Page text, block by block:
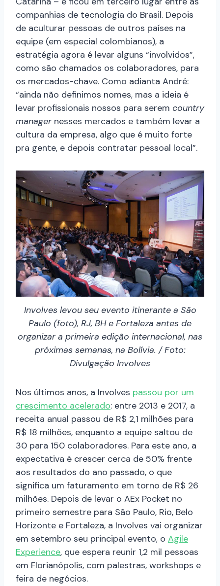
companhias de tecnologia do Brasil. Depois
de aculturar pessoas de outros países na
equipe (em especial colombianos), a
estratégia agora é levar alguns “involvidos”,
como são chamados os colaboradores, para
os mercados-chave. Como adianta André:
“ainda não definimos nomes, mas a ideia é
levar profissionais nossos para serem country
manager nesses mercados e também levar a
cultura da empresa, algo que é muito forte
pra gente, e depois contratar pessoal local”.
Involves levou seu evento itinerante a São
Paulo (foto), RJ, BH e Fortaleza antes de
organizar a primeira edição internacional, nas
próximas semanas, na Bolívia. / Foto:
Divulgação Involves
Nos últimos anos, a Involves passou por um
crescimento acelerado: entre 2013 e 2017, a
receita anual passou de R$ 2,1 milhões para
R$ 18 milhões, enquanto a equipe saltou de
30 para 150 colaboradores. Para este ano, a
expectativa é crescer cerca de 50% frente
aos resultados do ano passado, o que
significa um faturamento em torno de R$ 26
milhões. Depois de levar o AEx Pocket no
primeiro semestre para São Paulo, Rio, Belo
Horizonte e Fortaleza, a Involves vai organizar
em setembro seu principal evento, o Agile
Experience, que espera reunir 1,2 mil pessoas
em Florianópolis, com palestras, workshops e
feira de negócios.